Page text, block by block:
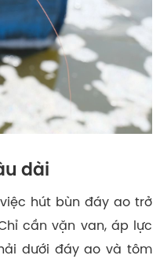
dài
hút bùn đáy ao trở
cần vặn van, áp lực
dưới đáy ao và tôm